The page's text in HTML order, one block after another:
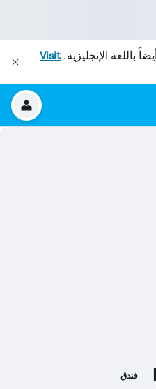
باللغة الإنجليزية.Visit
فندق